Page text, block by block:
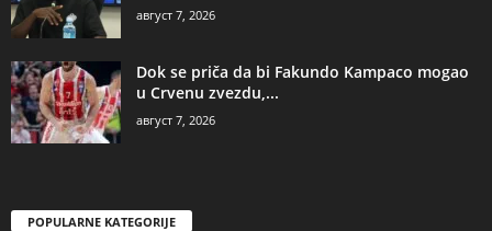
август 7, 2026
Dok se priča da bi Fakundo Kampaco mogao
u Crvenu zvezdu,...
август 7, 2026
POPULARNE KATEGORIJE